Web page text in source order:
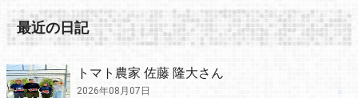
最近の日記
トマト農家 佐藤 隆大さん
2026年08月07日